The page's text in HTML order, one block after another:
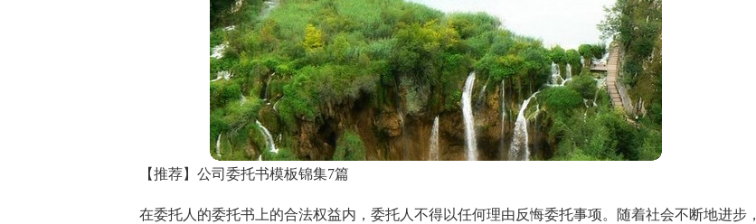
【推荐】公司委托书模板锦集7篇
在委托人的委托书上的合法权益内，委托人不得以任何理由反悔委托事项。随着社会不断地进步，